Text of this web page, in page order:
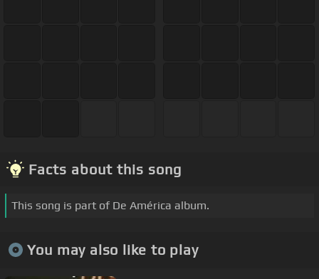
Facts about this song
This song is part of De América album.
You may also like to play